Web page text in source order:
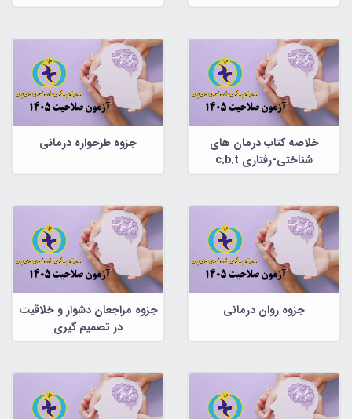
خلاصه کتاب درمان های
شناختی-رفتاری c.b.t
جزوه طرحواره درمانی
جزوه روان درمانی
جزوه مراجعان دشوار و خلاقیت
در تصمیم گیری